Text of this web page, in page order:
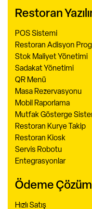
Restoran
POS Sistemi
Restoran Adisyon
Stok Maliyet Yönetimi
Sadakat Yönetimi
QR Menü
Masa Rezervasyonu
Mobil Raporlama
Mutfak Gösterge
Restoran Kurye Takip
Restoran Kiosk
Servis Robotu
Entegrasyonlar
Ödeme
Hızlı Satış